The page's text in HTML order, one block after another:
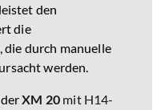
den
die
durch manuelle
werden.
derXM 20 mit H14-